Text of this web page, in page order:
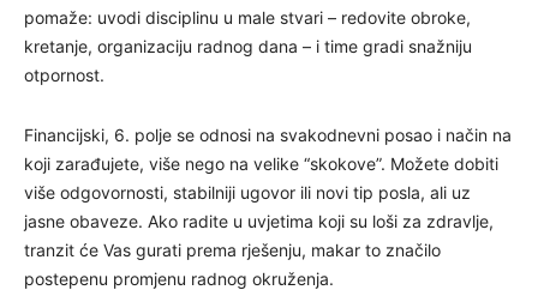
pomaže: uvodi disciplinu u male stvari – redovite obroke,
kretanje, organizaciju radnog dana – i time gradi snažniju
otpornost.
Financijski, 6. polje se odnosi na svakodnevni posao i način na
koji zarađujete, više nego na velike “skokove”. Možete dobiti
više odgovornosti, stabilniji ugovor ili novi tip posla, ali uz
jasne obaveze. Ako radite u uvjetima koji su loši za zdravlje,
tranzit će Vas gurati prema rješenju, makar to značilo
postepenu promjenu radnog okruženja.